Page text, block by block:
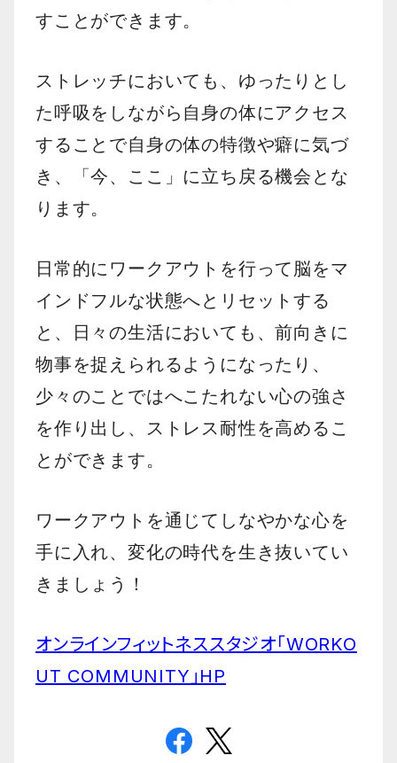
すことができます。
ストレッチにおいても、ゆったりとし
た呼吸をしながら自身の体にアクセス
することで自身の体の特徴や癖に気づ
き、「今、ここ」に立ち戻る機会とな
ります。
日常的にワークアウトを行って脳をマ
インドフルな状態へとリセットする
と、日々の生活においても、前向きに
物事を捉えられるようになったり、
少々のことではへこたれない心の強さ
を作り出し、ストレス耐性を高めるこ
とができます。
ワークアウトを通じてしなやかな心を
手に入れ、変化の時代を生き抜いてい
きましょう！
オンラインフィットネススタジオ「WORKO
UT COMMUNITY」HP